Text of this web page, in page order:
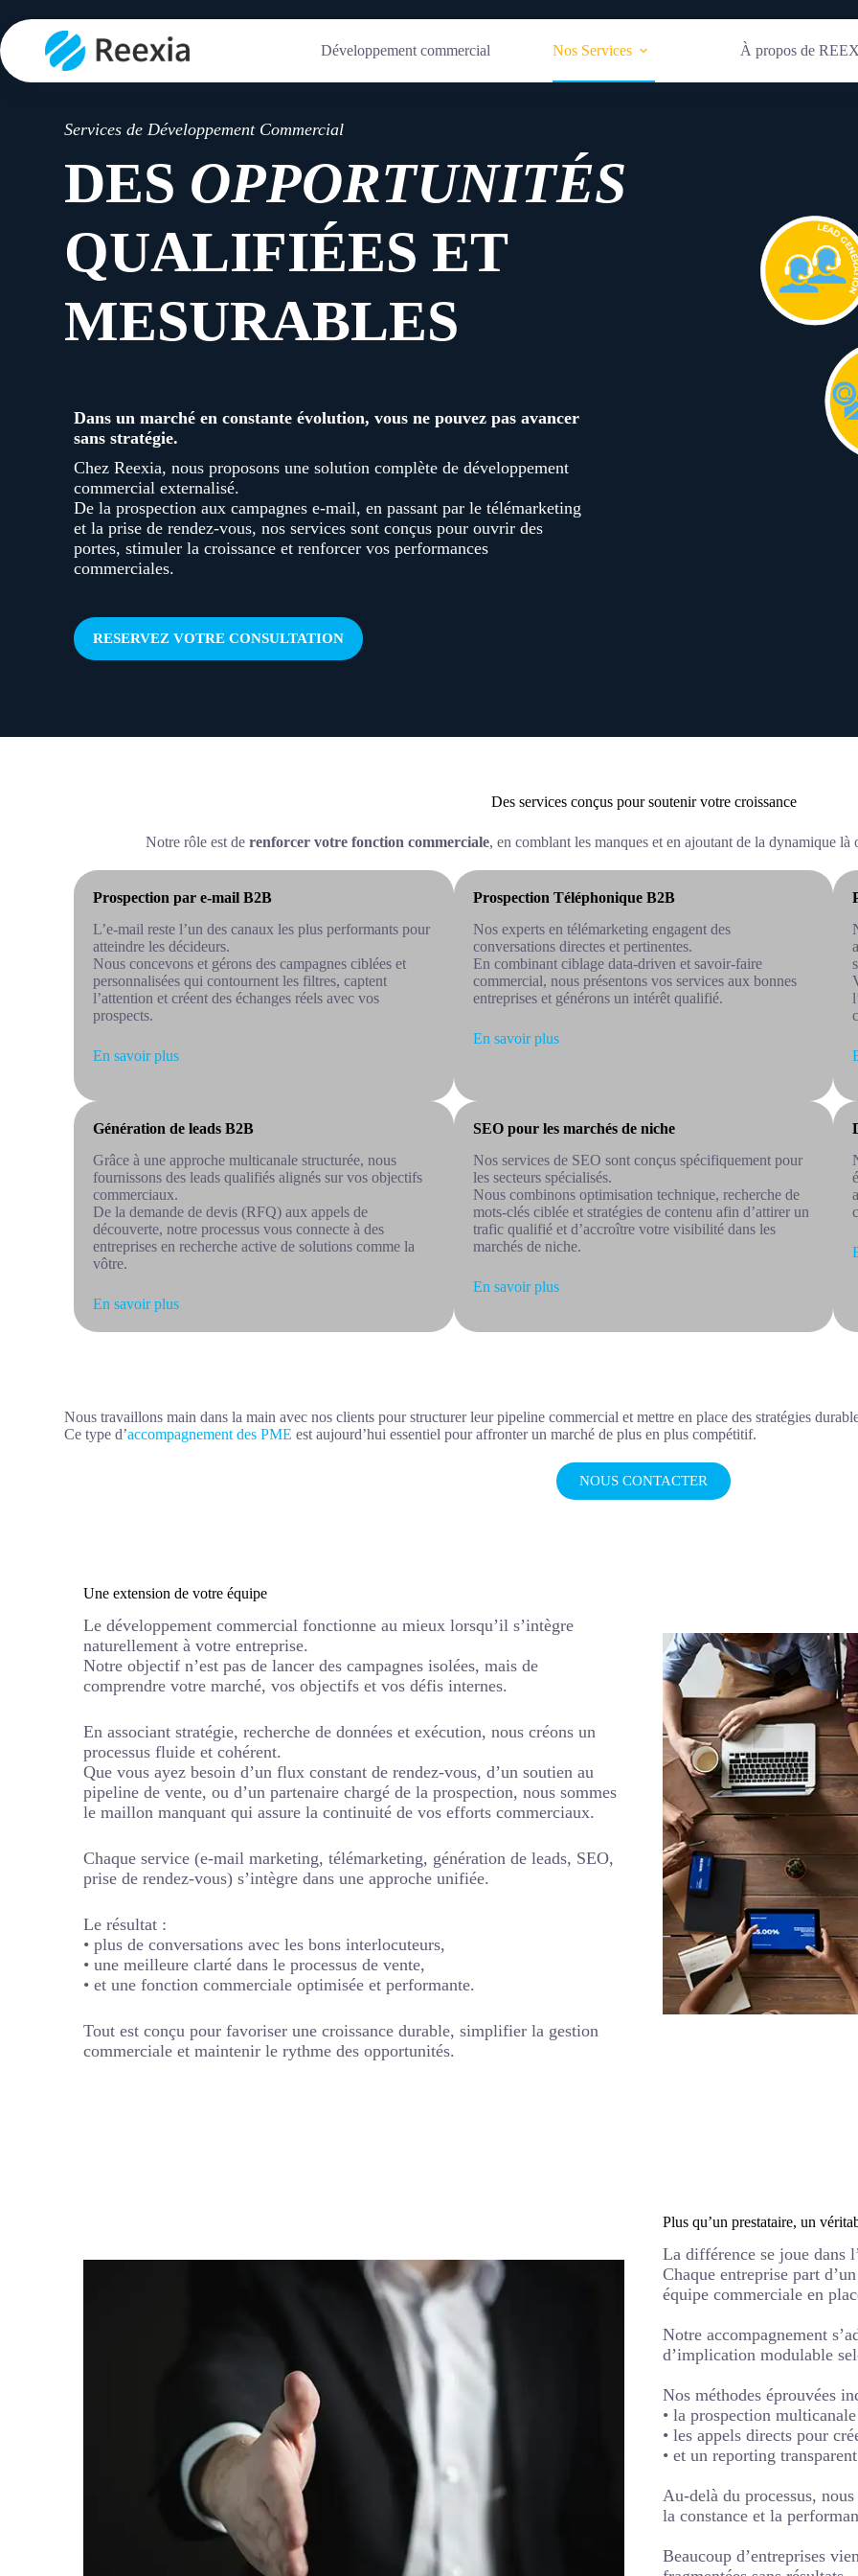
Développement commercial Nos Services À propos de
Services de Développement Commercial
DES OPPORTUNITÉS
QUALIFIÉES ET
MESURABLES
Dans un marché en constante évolution, vous ne pouvez pas avancer
sans stratégie.
Chez Reexia, nous proposons une solution complète de développement
commercial externalisé.
De la prospection aux campagnes e-mail, en passant par le télémarketing
et la prise de rendez-vous, nos services sont conçus pour ouvrir des
portes, stimuler la croissance et renforcer vos performances
commerciales.
RESERVEZ VOTRE CONSULTATION
Des services conçus pour soutenir votre croissance
Notre rôle est de renforcer votre fonction commerciale, en comblant les manques et en ajoutant de la dynamique
Prospection par e-mail B2B
L’e-mail reste l’un des canaux les plus performants pour
atteindre les décideurs.
Nous concevons et gérons des campagnes ciblées et
personnalisées qui contournent les filtres, captent
l’attention et créent des échanges réels avec vos
prospects.
En savoir plus
Prospection Téléphonique B2B
Nos experts en télémarketing engagent des
conversations directes et pertinentes.
En combinant ciblage data-driven et savoir-faire
commercial, nous présentons vos services aux bonnes
entreprises et générons un intérêt qualifié.
En savoir plus
Génération de leads B2B
Grâce à une approche multicanale structurée, nous
fournissons des leads qualifiés alignés sur vos objectifs
commerciaux.
De la demande de devis (RFQ) aux appels de
découverte, notre processus vous connecte à des
entreprises en recherche active de solutions comme la
vôtre.
En savoir plus
SEO pour les marchés de niche
Nos services de SEO sont conçus spécifiquement pour
les secteurs spécialisés.
Nous combinons optimisation technique, recherche de
mots-clés ciblée et stratégies de contenu afin d’attirer un
trafic qualifié et d’accroître votre visibilité dans les
marchés de niche.
En savoir plus
Nous travaillons main dans la main avec nos clients pour structurer leur pipeline commercial et mettre en place des stratégies
Ce type d’accompagnement des PME est aujourd’hui essentiel pour affronter un marché de plus en plus compétitif.
NOUS CONTACTER
Une extension de votre équipe
Le développement commercial fonctionne au mieux lorsqu’il s’intègre
naturellement à votre entreprise.
Notre objectif n’est pas de lancer des campagnes isolées, mais de
comprendre votre marché, vos objectifs et vos défis internes.
En associant stratégie, recherche de données et exécution, nous créons un
processus fluide et cohérent.
Que vous ayez besoin d’un flux constant de rendez-vous, d’un soutien au
pipeline de vente, ou d’un partenaire chargé de la prospection, nous sommes
le maillon manquant qui assure la continuité de vos efforts commerciaux.
Chaque service (e-mail marketing, télémarketing, génération de leads, SEO,
prise de rendez-vous) s’intègre dans une approche unifiée.
Le résultat :
• plus de conversations avec les bons interlocuteurs,
• une meilleure clarté dans le processus de vente,
• et une fonction commerciale optimisée et performante.
Tout est conçu pour favoriser une croissance durable, simplifier la gestion
commerciale et maintenir le rythme des opportunités.
Plus qu’un prestataire, un
La différence se joue dans
Chaque entreprise part
équipe commerciale en
Notre accompagnement
d’implication modulable
Nos méthodes éprouvées
• la prospection
• les appels directs pour
• et un reporting
Au-delà du processus,
la constance et la
Beaucoup d’entreprises